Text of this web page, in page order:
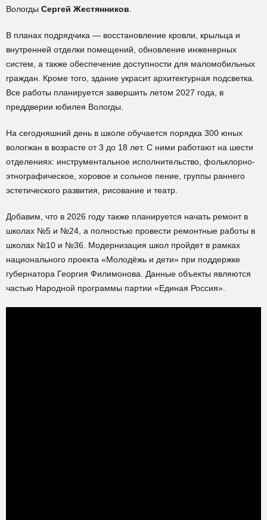
Вологды Сергей Жестянников
В планах подрядчика — восстановление кровли, крыльца и
внутренней отделки помещений, обновление инженерных
систем, а также обеспечение доступности для маломобильных
граждан. Кроме того, здание украсит архитектурная подсветка.
Все работы планируется завершить летом 2027 года, в
преддверии юбилея Вологды.
На сегодняшний день в школе обучается порядка 300 юных
вологжан в возрасте от 3 до 18 лет. С ними работают на шести
отделениях: инструментальное исполнительство, фольклорно-
этнографическое, хоровое и сольное пение, группы раннего
эстетического развития, рисование и театр.
Добавим, что в 2026 году также планируется начать ремонт в
школах №5 и №24, а полностью провести ремонтные работы в
школах №10 и №36. Модернизация школ пройдет в рамках
национального проекта «Молодёжь и дети» при поддержке
губернатора Георгия Филимонова. Данные объекты являются
частью Народной программы партии «Единая Россия».